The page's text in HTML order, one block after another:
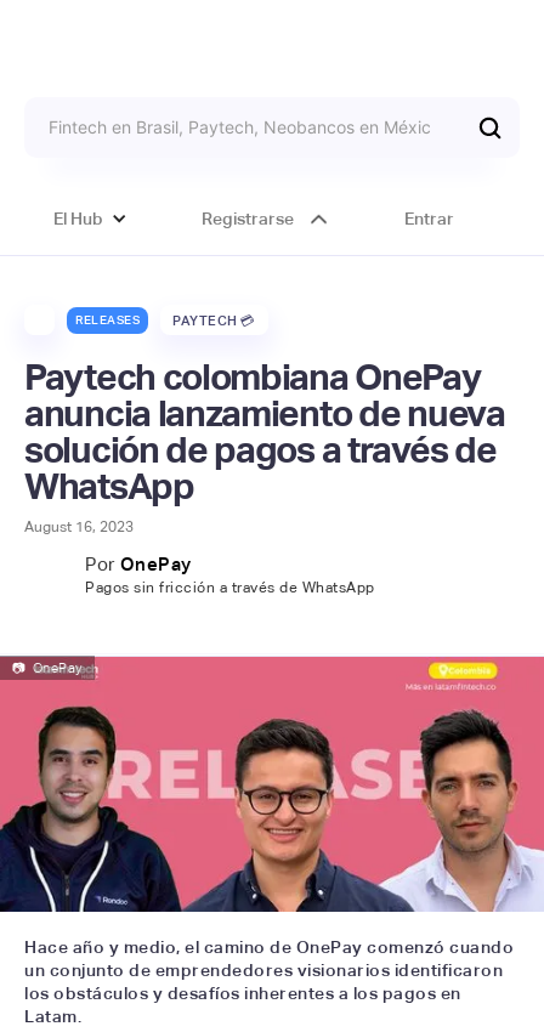
El Hub Registrarse Entrar
RELEASES PAYTECH 💳
Paytech colombiana OnePay
anuncia lanzamiento de nueva
solución de pagos a través de
WhatsApp
August 16, 2023
Por OnePay
Pagos sin fricción a través de WhatsApp
📷 OnePay
Hace año y medio, el camino de OnePay comenzó cuando
un conjunto de emprendedores visionarios identificaron
los obstáculos y desafíos inherentes a los pagos en
Latam.